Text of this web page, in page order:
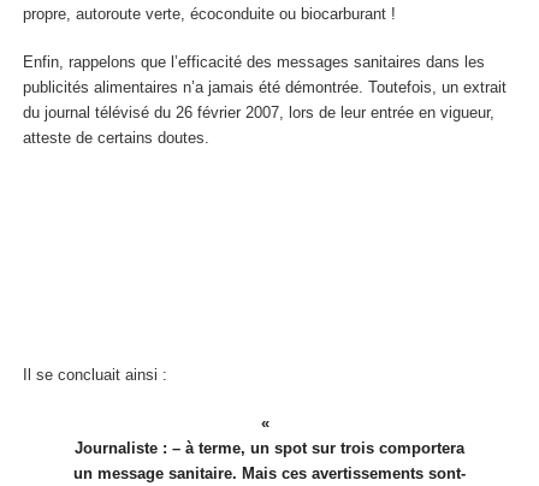
propre, autoroute verte, écoconduite ou biocarburant !
Enfin, rappelons que l’efficacité des messages sanitaires dans les
publicités alimentaires n’a jamais été démontrée. Toutefois, un extrait
du journal télévisé du 26 février 2007, lors de leur entrée en vigueur,
atteste de certains doutes.
Il se concluait ainsi :
Journaliste : – à terme, un spot sur trois comportera
un message sanitaire. Mais ces avertissements sont-